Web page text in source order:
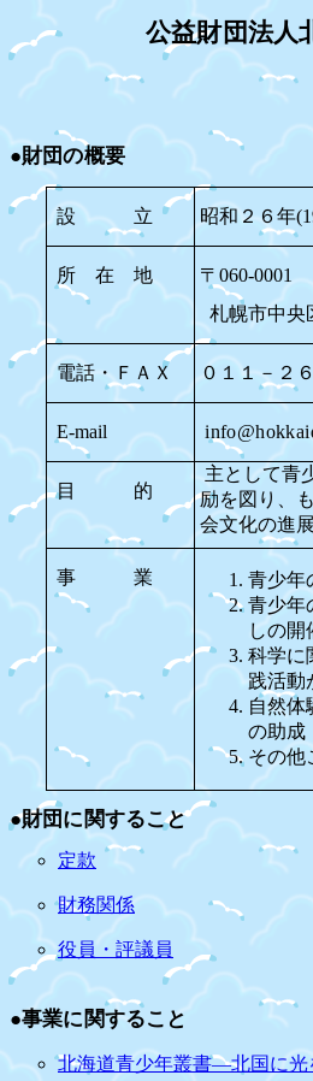
公益財団法人
●財団の概要
設 立 昭和２６年(
所 在 地 〒 060-0001
札幌市中
電話・ＦＡＸ ０１１－２
E-mail
目 的
主として青
励を図り、
会文化の進
事 業
青少年
青少年
しの開
科学に
践活動
自然体
の助成
その他
●財団に関すること
定款
財務関係
役員・評議員
●事業に関すること
北海道青少年叢書―北国に